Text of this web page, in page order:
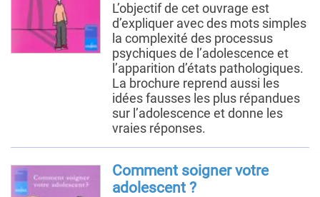
L’objectif de cet ouvrage est
d’expliquer avec des mots simples
la complexité des processus
psychiques de l’adolescence et
l’apparition d’états pathologiques.
La brochure reprend aussi les
idées fausses les plus répandues
sur l’adolescence et donne les
vraies réponses.
Comment soigner votre
adolescent ?